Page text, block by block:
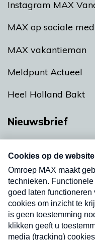
Instagram MAX
MAX op sociale
MAX vakantieman
Meldpunt Actueel
Heel Holland Bakt
Nieuwsbrief
nieuwsbrief. Elke
uw mailbox.